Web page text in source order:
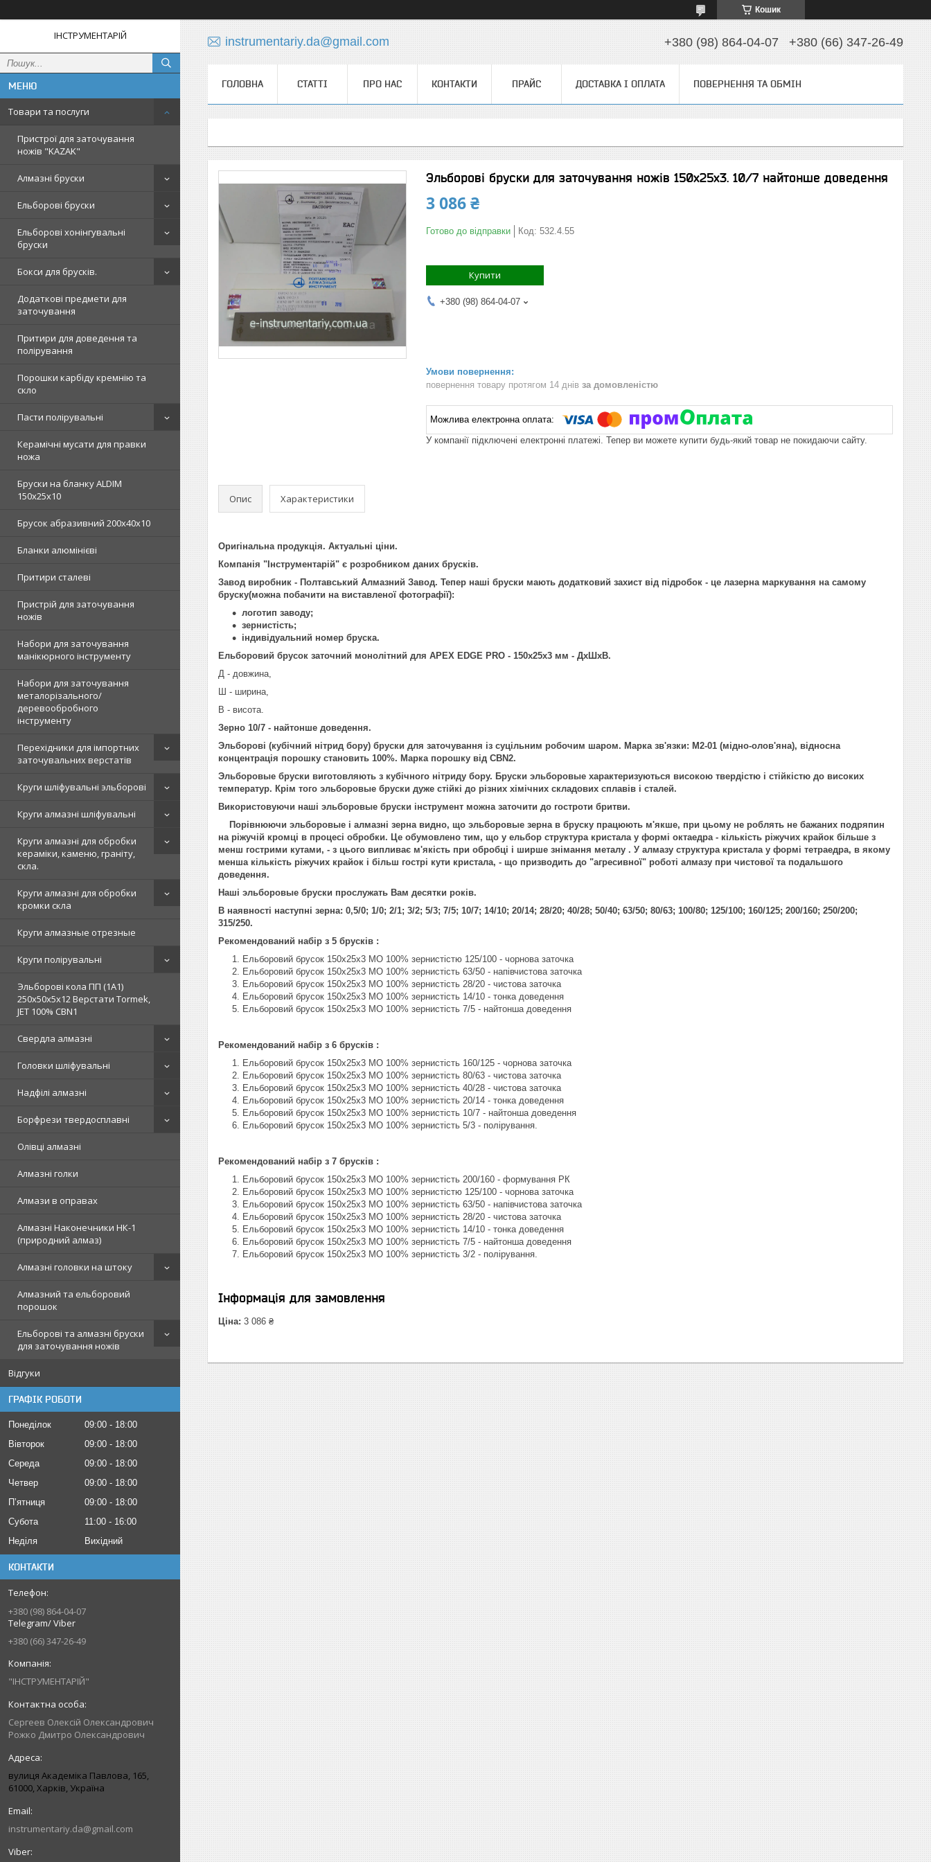
Кошик
ІНСТРУМЕНТАРІЙ
Товари та послуги
Пристрої для заточування
ножів "KAZAK"
Алмазні бруски
Ельборові бруски
Ельборові хонінгувальні
бруски
Бокси для брусків.
Додаткові предмети для
заточування
Притири для доведення та
полірування
Порошки карбіду кремнію та
скло
Пасти полірувальні
Керамічні мусати для правки
ножа
Бруски на бланку ALDIM
150х25х10
Брусок абразивний 200х40х10
Бланки алюмінієві
Притири сталеві
Пристрій для заточування
ножів
Набори для заточування
манікюрного інструменту
Набори для заточування
металорізального/
деревообробного
інструменту
Перехідники для імпортних
заточувальних верстатів
Круги шліфувальні эльборові
Круги алмазні шліфувальні
Круги алмазні для обробки
кераміки, каменю, граніту,
скла.
Круги алмазні для обробки
кромки скла
Круги алмазные отрезные
Круги полірувальні
Эльборові кола ПП (1А1)
250х50х5х12 Верстати Tormek,
JET 100% СВN1
Свердла алмазні
Головки шліфувальні
Надфілі алмазні
Борфрези твердосплавні
Олівці алмазні
Алмазні голки
Алмази в оправах
Алмазні Наконечники НК-1
(природний алмаз)
Алмазні головки на штоку
Алмазний та ельборовий
порошок
Ельборові та алмазні бруски
для заточування ножів
Відгуки
ГРАФІК РОБОТИ
Понеділок 09:00
18:00
Вівторок
09:00
18:00
Середа
09:00
18:00
Четвер
09:00
18:00
Пʼятниця
09:00
18:00
Субота
11:00
16:00
Неділя
Вихідний
КОНТАКТИ
+380 (98) 864-04-07
Telegram/ Viber
+380 (66) 347-26-49
"ІНСТРУМЕНТАРІЙ"
Сергеев Олексій Олександрович
Рожко Дмитро Олександрович
вулиця Академіка Павлова, 165,
61000, Харків, Україна
instrumentariy.da@gmail.com
instrumentariy.da@gmail.com +380 (98) 864-04-07 +380 (66) 347-26-49
ГОЛОВНА СТАТТІ ПРО НАС КОНТАКТИ ПРАЙС ДОСТАВКА І ОПЛАТА ПОВЕРНЕННЯ ТА ОБМІН
Эльборові бруски для заточування ножів 150х25х3. 10/7 найтонше доведення
3 086 ₴
Готово до відправки Код: 532.4.55
Купити
+380 (98) 864-04-07
повернення товару протягом 14 днів за домовленістю
У компанії підключені електронні платежі. Тепер ви можете купити будь-який товар не покидаючи сайту.
Опис Характеристики
Оригінальна продукція. Актуальні ціни.
Компанія "Інструментарій" є розробником даних брусків.
Завод виробник - Полтавський Алмазний Завод. Тепер наші бруски мають додатковий захист від підробок - це лазерна маркування на самому
бруску(можна побачити на виставленої фотографії):
логотип заводу;
зернистість;
індивідуальний номер бруска.
Ельборовий брусок заточний монолітний для APEX EDGE PRO - 150х25х3 мм - ДхШхВ.
Д - довжина,
Ш - ширина,
В - висота.
Зерно 10/7 - найтонше доведення.
Эльборові (кубічний нітрид бору) бруски для заточування із суцільним робочим шаром. Марка зв'язки: М2-01 (мідно-олов'яна), відносна
концентрація порошку становить 100%. Марка порошку від СBN2.
Эльборовые бруски виготовляють з кубічного нітриду бору. Бруски эльборовые характеризуються високою твердістю і стійкістю до високих
температур. Крім того эльборовые бруски дуже стійкі до різних хімічних складових сплавів і сталей.
Використовуючи наші эльборовые бруски інструмент можна заточити до гостроти бритви.
Порівнюючи эльборовые і алмазні зерна видно, що эльборовые зерна в бруску працюють м'якше, при цьому не роблять не бажаних подряпин
на ріжучій кромці в процесі обробки. Це обумовлено тим, що у ельбор структура кристала у формі октаедра - кількість ріжучих крайок більше з
менш гострими кутами, - з цього випливає м'якість при обробці і ширше знімання металу . У алмазу структура кристала у формі тетраедра, в якому
менша кількість ріжучих крайок і більш гострі кути кристала, - що призводить до "агресивної" роботі алмазу при чистової та подальшого
доведення.
Наші эльборовые бруски прослужать Вам десятки років.
В наявності наступні зерна: 0,5/0; 1/0; 2/1; 3/2; 5/3; 7/5; 10/7; 14/10; 20/14; 28/20; 40/28; 50/40; 63/50; 80/63; 100/80; 125/100; 160/125; 200/160; 250/200;
315/250.
Рекомендований набір з 5 брусків :
Ельборовий брусок 150х25х3 МО 100% зернистістю 125/100 - чорнова заточка
Ельборовий брусок 150х25х3 МО 100% зернистість 63/50 - напівчистова заточка
Ельборовий брусок 150х25х3 МО 100% зернистість 28/20 - чистова заточка
Ельборовий брусок 150х25х3 МО 100% зернистість 14/10 - тонка доведення
Ельборовий брусок 150х25х3 МО 100% зернистість 7/5 - найтонша доведення
Рекомендований набір з 6 брусків :
Ельборовий брусок 150х25х3 МО 100% зернистість 160/125 - чорнова заточка
Ельборовий брусок 150х25х3 МО 100% зернистість 80/63 - чистова заточка
Ельборовий брусок 150х25х3 МО 100% зернистість 40/28 - чистова заточка
Ельборовий брусок 150х25х3 МО 100% зернистість 20/14 - тонка доведення
Ельборовий брусок 150х25х3 МО 100% зернистість 10/7 - найтонша доведення
Ельборовий брусок 150х25х3 МО 100% зернистість 5/3 - полірування.
Рекомендований набір з 7 брусків :
Ельборовий брусок 150х25х3 МО 100% зернистість 200/160 - формування РК
Ельборовий брусок 150х25х3 МО 100% зернистістю 125/100 - чорнова заточка
Ельборовий брусок 150х25х3 МО 100% зернистість 63/50 - напівчистова заточка
Ельборовий брусок 150х25х3 МО 100% зернистість 28/20 - чистова заточка
Ельборовий брусок 150х25х3 МО 100% зернистість 14/10 - тонка доведення
Ельборовий брусок 150х25х3 МО 100% зернистість 7/5 - найтонша доведення
Ельборовий брусок 150х25х3 МО 100% зернистість 3/2 - полірування.
Інформація для замовлення
Ціна: 3 086 ₴